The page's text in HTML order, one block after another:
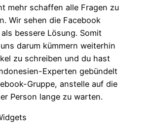
mehr schaffen alle Fragen zu
Wir sehen die Facebook
bessere Lösung. Somit
darum kümmern weiterhin
zu schreiben und du hast
Experten gebündelt
Gruppe, anstelle auf die
Person lange zu warten.